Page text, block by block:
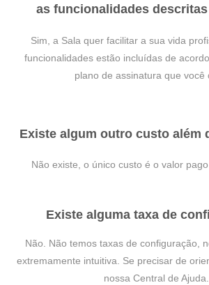
as funcionalidades
Sim, a Sala quer facilitar a sua vida
funcionalidades estão incluídas de
plano de assinatura que você
Existe algum outro custo além
Não existe, o único custo é o valor
Existe alguma taxa de
Não. Não temos taxas de configuração,
extremamente intuitiva. Se precisar de
nossa Central de Ajuda.